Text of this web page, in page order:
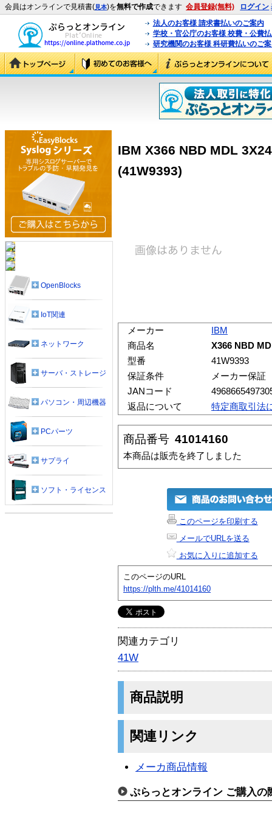
会員はオンラインで見積書(見本)を無料で作成できます 会員登録(無料) ログイン
法人のお客様 請求書払いのご案内
学校・官公庁のお客様 校費・公費
研究機関のお客様 科研費払いのご
IBM X366 NBD MDL
(41W9393)
メーカー
IBM
商品名
X366 NBD
型番
41W9393
保証条件
メーカー保証
JANコード
返品について
特定商取引法
商品番号 41014160
本商品は販売を終了しました
このページを印刷する
メールでURLを送る
お気に入りに追加する
このページのURL
https://plth.me/41014160
関連カテゴリ
41W
商品説明
関連リンク
メーカ商品情報
ぷらっとオンライン ご購入の
OpenBlocks
IoT関連
ネットワーク
サーバ・ストレージ
パソコン・周辺機器
PCパーツ
サプライ
ソフト・ライセンス